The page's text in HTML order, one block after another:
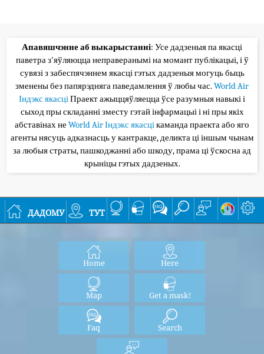
Апавяшчэнне аб выкарыстанні: Усе дадзеныя па якасці
паветра з'яўляюцца неправеранымі на момант публікацыі, і ў
сувязі з забеспячэннем якасці гэтых дадзеныя могуць быць
зменены без папярэдняга паведамлення ў любы час.World Air
Індэкс якасціПраект ажыццяўляецца ўсе разумныя навыкі і
сыход пры складанні зместу гэтай інфармацыі і ні пры якіх
абставінах не World Air Індэкс якасцікаманда праекта або яго
агенты нясуць адказнасць у кантракце, деликта ці іншым чынам
за любыя страты, пашкоджанні або шкоду, прама ці ўскосна ад
крыніцы гэтых дадзеных.
дадому тут
Home Here
Map Get a mask!
Faq Search